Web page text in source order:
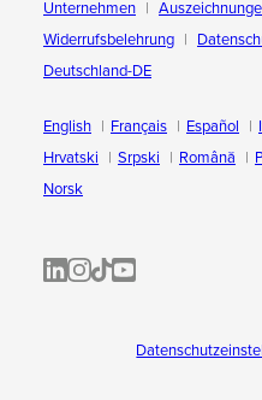
Unternehmen
Widerrufsbelehrung
Deutschland-DE
English Français Español
Hrvatski
Srpski Română
Norsk
ALL-INKL.COM | LinkedIn
ALL-INKL.COM • Instagram
ALL-INKL.COM | TikTok
ALLINKL.COM -